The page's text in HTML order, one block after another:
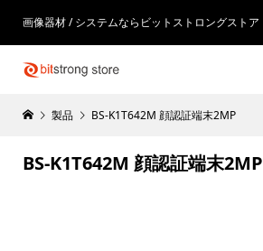
画像器材 / システムならビットストロングストア
製品 BS-K1T642M 顔認証端末2MP
BS-K1T642M 顔認証端末2MP